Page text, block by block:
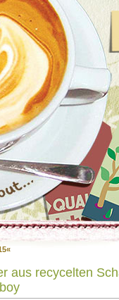
aus recycelten